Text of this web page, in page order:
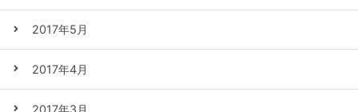
2017年5月
2017年4月
2017年3月